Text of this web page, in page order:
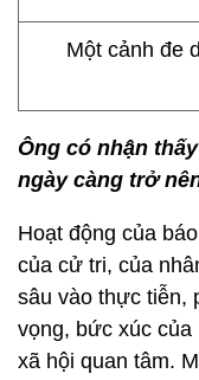
Một cảnh đe
Ông có nhận
ngày càng trở
Hoạt động của
của cử tri, của
sâu vào thực tiễn,
vọng, bức xúc
xã hội quan tâm.